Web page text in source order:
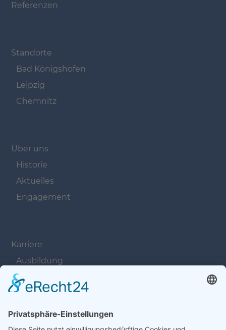
Referenzen
Standorte
Bad Königshofen
Leipzig
Chemnitz
Über uns
Historie
Aktuelles
Engagement
Karriere
Ausbildung
Offene Stellen
Navigation überspringen
Kontakt